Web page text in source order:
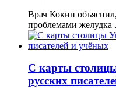
Врач Кокин
проблемами
С карты
русских